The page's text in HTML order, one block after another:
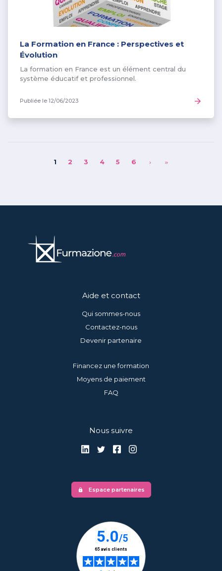
La Formation en France : Perspectives et
Évolution
La formation en France est un élément central du
système éducatif et professionnel.
Publiée le 12/06/2023
1 2 3 4 5 6 chevron_right keyboard_double_arrow_right
Aide et contact
Qui sommes-nous
Contactez-nous
Devenir partenaire
Financez une formation
Moyens de paiement
FAQ
Nous suivre
lock Espace partenaires